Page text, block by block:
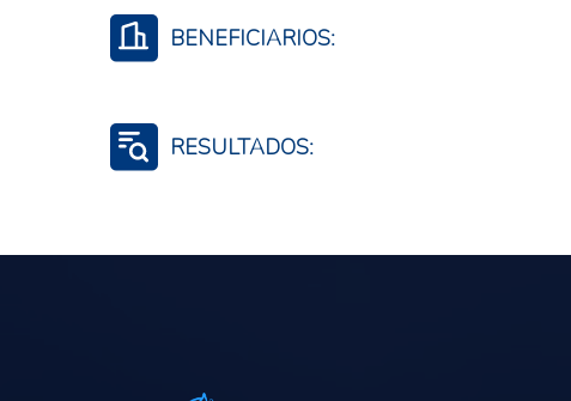
Paraguay
BENEFICIARIOS:
Instituciones públicas
RESULTADOS: